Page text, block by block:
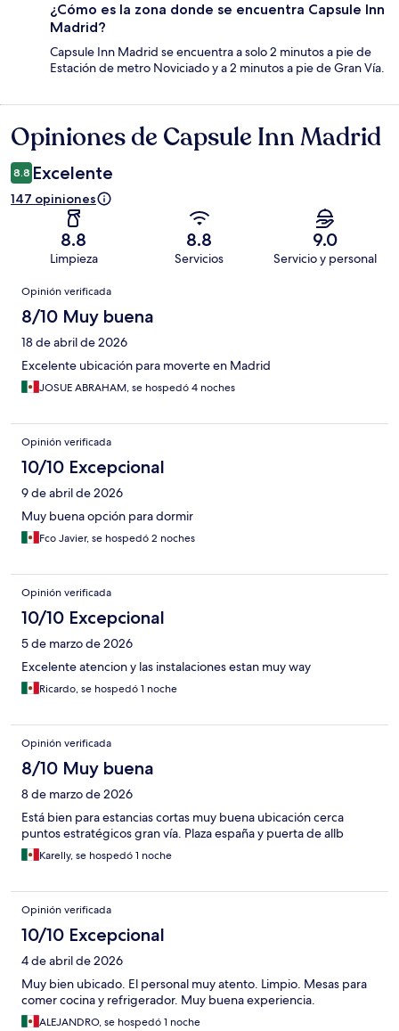
¿Cómo es la zona donde se encuentra Capsule Inn
Madrid?
Capsule Inn Madrid se encuentra a solo 2 minutos a pie de
Estación de metro Noviciado y a 2 minutos a pie de Gran Vía.
Opiniones
Opiniones de Capsule Inn Madrid
8.8 Excelente
147 opiniones
8.8
Limpieza
8.8
Servicios
9.0
Servicio y personal
Opiniones
Opinión verificada
8/10 Muy buena
18 de abril de 2026
Excelente ubicación para moverte en Madrid
JOSUE ABRAHAM, se hospedó 4 noches
Opinión verificada
10/10 Excepcional
9 de abril de 2026
Muy buena opción para dormir
Fco Javier, se hospedó 2 noches
Opinión verificada
10/10 Excepcional
5 de marzo de 2026
Excelente atencion y las instalaciones estan muy way
Ricardo, se hospedó 1 noche
Opinión verificada
8/10 Muy buena
8 de marzo de 2026
Está bien para estancias cortas muy buena ubicación cerca
puntos estratégicos gran vía. Plaza españa y puerta de allb
Karelly, se hospedó 1 noche
Opinión verificada
10/10 Excepcional
4 de abril de 2026
Muy bien ubicado. El personal muy atento. Limpio. Mesas para
comer cocina y refrigerador. Muy buena experiencia.
ALEJANDRO, se hospedó 1 noche